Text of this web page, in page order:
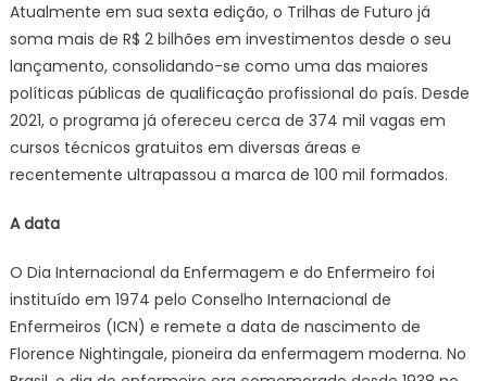
Atualmente em sua sexta edição, o Trilhas de Futuro já
soma mais de R$ 2 bilhões em investimentos desde o seu
lançamento, consolidando-se como uma das maiores
políticas públicas de qualificação profissional do país. Desde
2021, o programa já ofereceu cerca de 374 mil vagas em
cursos técnicos gratuitos em diversas áreas e
recentemente ultrapassou a marca de 100 mil formados.
A data
O Dia Internacional da Enfermagem e do Enfermeiro foi
instituído em 1974 pelo Conselho Internacional de
Enfermeiros (ICN) e remete a data de nascimento de
Florence Nightingale, pioneira da enfermagem moderna. No